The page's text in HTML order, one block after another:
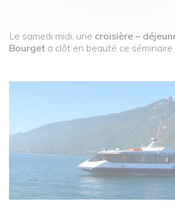
Le samedi midi, une croisière –
Bourget a clôt en beauté ce séminaire.